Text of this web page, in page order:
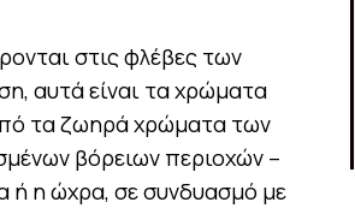
στις φλέβες των
αυτά είναι τα χρώματα
τα ζωηρά χρώματα των
βόρειων περιοχών –
ή η ώχρα, σε συνδυασμό με